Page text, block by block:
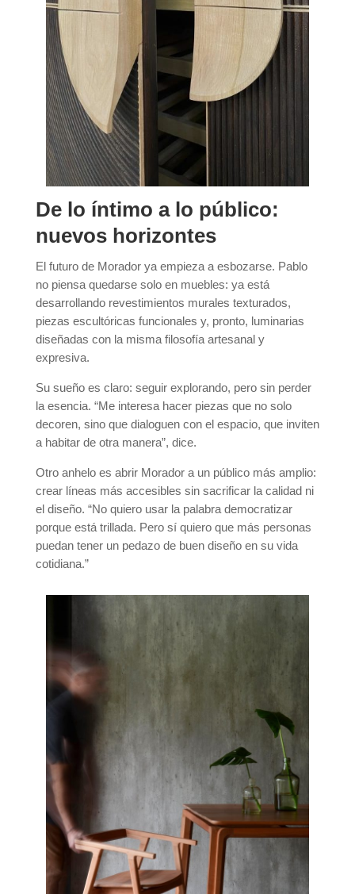
De lo íntimo a lo público:
nuevos horizontes
El futuro de Morador ya empieza a esbozarse. Pablo
no piensa quedarse solo en muebles: ya está
desarrollando revestimientos murales texturados,
piezas escultóricas funcionales y, pronto, luminarias
diseñadas con la misma filosofía artesanal y
expresiva.
Su sueño es claro: seguir explorando, pero sin perder
la esencia. “Me interesa hacer piezas que no solo
decoren, sino que dialoguen con el espacio, que inviten
a habitar de otra manera”, dice.
Otro anhelo es abrir Morador a un público más amplio:
crear líneas más accesibles sin sacrificar la calidad ni
el diseño. “No quiero usar la palabra democratizar
porque está trillada. Pero sí quiero que más personas
puedan tener un pedazo de buen diseño en su vida
cotidiana.”